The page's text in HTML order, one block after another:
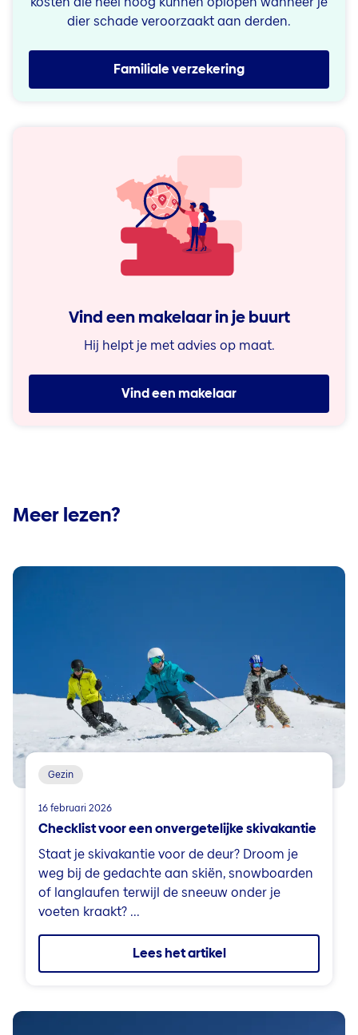
dier schade veroorzaakt aan derden.
Familiale verzekering
Vind een makelaar in je buurt
Hij helpt je met advies op maat.
Vind een makelaar
Meer lezen?
Gezin
16 februari 2026
Checklist voor een onvergetelijke skivakantie
Staat je skivakantie voor de deur? Droom je
weg bij de gedachte aan skiën, snowboarden
of langlaufen terwijl de sneeuw onder je
voeten kraakt? ...
Lees het artikel